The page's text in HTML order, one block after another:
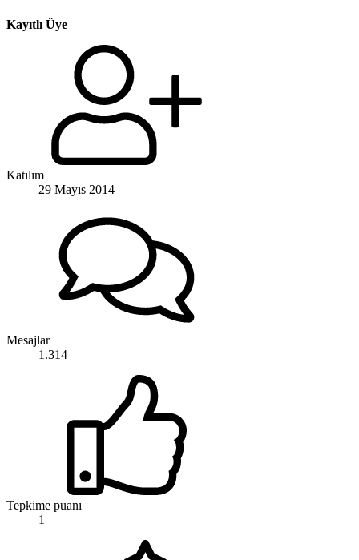
Kayıtlı Üye
Katılım
29 Mayıs 2014
Mesajlar
1.314
Tepkime puanı
1